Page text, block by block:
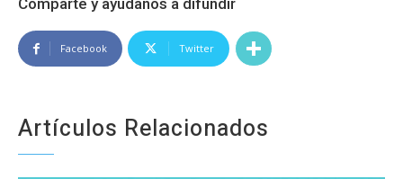
Comparte y ayúdanos a difundir
Facebook Twitter
Artículos Relacionados